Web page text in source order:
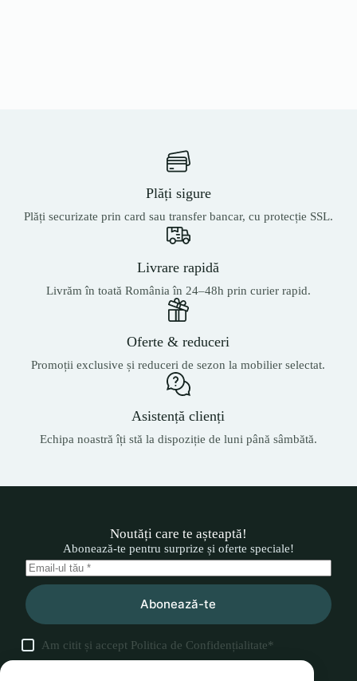
Plăți sigure
Plăți securizate prin card sau transfer bancar, cu protecție SSL.
Livrare rapidă
Livrăm în toată România în 24–48h prin curier rapid.
Oferte & reduceri
Promoții exclusive și reduceri de sezon la mobilier selectat.
Asistență clienți
Echipa noastră îți stă la dispoziție de luni până sâmbătă.
Noutăți care te așteaptă!
Abonează-te pentru surprize și oferte speciale!
Abonează-te
Am citit și accept Politica de Confidențialitate*